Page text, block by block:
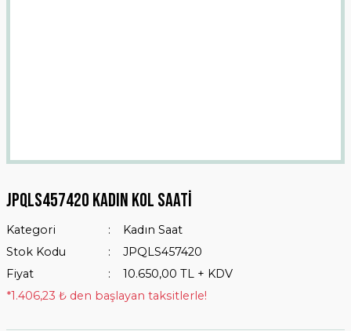
Jpqls457420 Kadın Kol Saati
Kategori
Kadın Saat
Stok Kodu
JPQLS457420
Fiyat
10.650,00 TL + KDV
*1.406,23 ₺ den başlayan taksitlerle!